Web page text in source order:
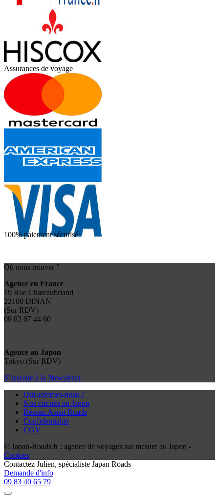
Assurances de voyage
100% paiement sécurisé
Où nous trouver ?
Agence en France
19 Rue Chateaubriand
22100 DINAN
(Sur RDV)
09 83 07 44 60
Agence au Japon
Tokyo (Sur RDV)
S’inscrire à la Newsletter
Qui sommes-nous ?
Nos circuits au Japon
Réseau Asian Roads
Confidentialité
CGV
© Japan-Roads.fr : agence de voyages sur mesure au Japon -
Cookies
Contactez Julien, spécialiste Japan Roads
Demande d'info
09 83 40 65 79